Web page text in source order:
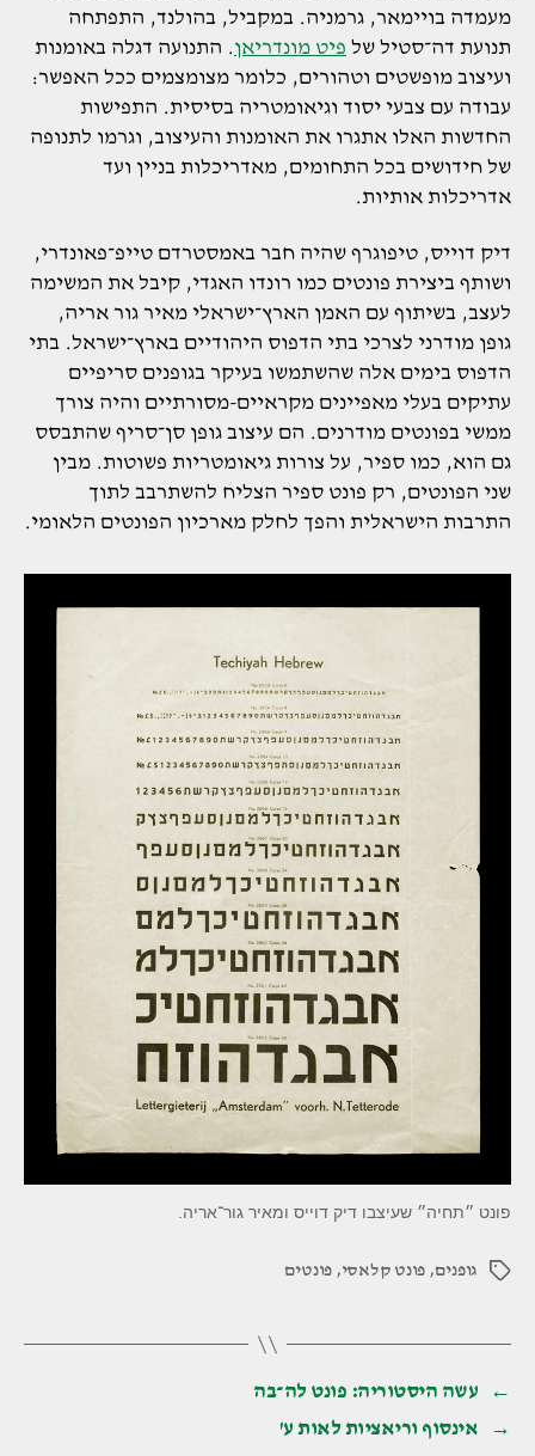
מעמדה בויימאר, גרמניה. במקביל, בהולנד, התפתחה
תנועת דה־סטיל של פיט מונדריאן. התנועה דגלה באומנות
ועיצוב מופשטים וטהורים, כלומר מצומצמים ככל האפשר:
עבודה עם צבעי יסוד וגיאומטריה בסיסית. התפישות
החדשות האלו אתגרו את האומנות והעיצוב, וגרמו לתנופה
של חידושים בכל התחומים, מאדריכלות בניין ועד
אדריכלות אותיות.
דיק דוייס, טיפוגרף שהיה חבר באמסטרדם טייפ־פאונדרי,
ושותף ביצירת פונטים כמו רונדו האגדי, קיבל את המשימה
לעצב, בשיתוף עם האמן הארץ־ישראלי מאיר גור אריה,
גופן מודרני לצרכי בתי הדפוס היהודיים בארץ־ישראל. בתי
הדפוס בימים אלה שהשתמשו בעיקר בגופנים סריפיים
עתיקים בעלי מאפיינים מקראיים-מסורתיים והיה צורך
ממשי בפונטים מודרנים. הם עיצוב גופן סן־סריף שהתבסס
גם הוא, כמו ספיר, על צורות גיאומטריות פשוטות. מבין
שני הפונטים, רק פונט ספיר הצליח להשתרבב לתוך
התרבות הישראלית והפך לחלק מארכיון הפונטים הלאומי.
פונט ״תחיה״ שעיצבו דיק דוייס ומאיר גור־אריה.
תגיותגופנים, פונט קלאסי, פונטים
←
עשה היסטוריה: פונט לה־בה
→
אינסוף וריאציות לאות ע'